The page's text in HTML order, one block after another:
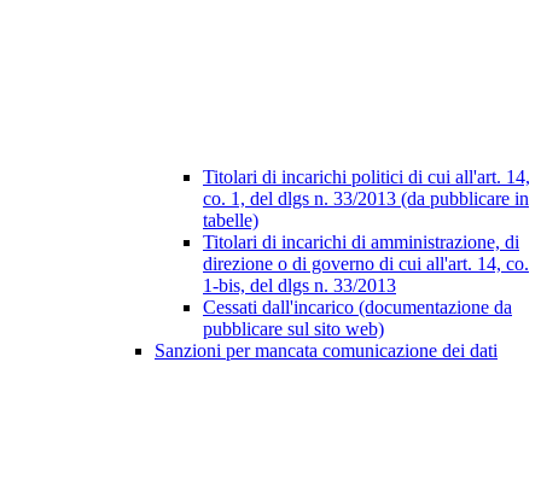
Titolari di incarichi politici di cui all'art. 14,
co. 1, del dlgs n. 33/2013 (da pubblicare in
tabelle)
Titolari di incarichi di amministrazione, di
direzione o di governo di cui all'art. 14, co.
1-bis, del dlgs n. 33/2013
Cessati dall'incarico (documentazione da
pubblicare sul sito web)
Sanzioni per mancata comunicazione dei dati